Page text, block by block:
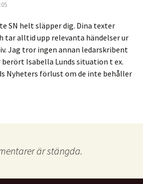
SN helt släpper dig. Dina texter
tar alltid upp relevanta händelser ur
Jag tror ingen annan ledarskribent
Isabella Lunds situation t ex.
Nyheters förlust om de inte behåller
är stängda.